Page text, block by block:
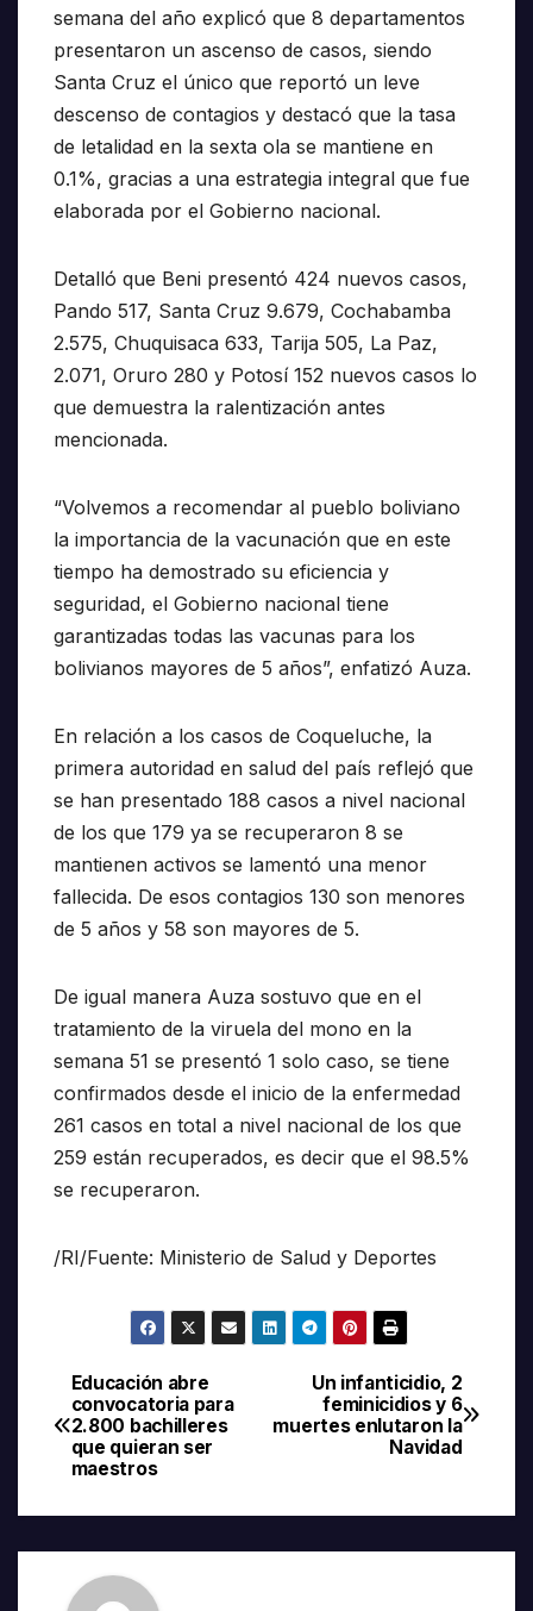
semana del año explicó que 8 departamentos
presentaron un ascenso de casos, siendo
Santa Cruz el único que reportó un leve
descenso de contagios y destacó que la tasa
de letalidad en la sexta ola se mantiene en
0.1%, gracias a una estrategia integral que fue
elaborada por el Gobierno nacional.
Detalló que Beni presentó 424 nuevos casos,
Pando 517, Santa Cruz 9.679, Cochabamba
2.575, Chuquisaca 633, Tarija 505, La Paz,
2.071, Oruro 280 y Potosí 152 nuevos casos lo
que demuestra la ralentización antes
mencionada.
“Volvemos a recomendar al pueblo boliviano
la importancia de la vacunación que en este
tiempo ha demostrado su eficiencia y
seguridad, el Gobierno nacional tiene
garantizadas todas las vacunas para los
bolivianos mayores de 5 años”, enfatizó Auza.
En relación a los casos de Coqueluche, la
primera autoridad en salud del país reflejó que
se han presentado 188 casos a nivel nacional
de los que 179 ya se recuperaron 8 se
mantienen activos se lamentó una menor
fallecida. De esos contagios 130 son menores
de 5 años y 58 son mayores de 5.
De igual manera Auza sostuvo que en el
tratamiento de la viruela del mono en la
semana 51 se presentó 1 solo caso, se tiene
confirmados desde el inicio de la enfermedad
261 casos en total a nivel nacional de los que
259 están recuperados, es decir que el 98.5%
se recuperaron.
/RI/Fuente: Ministerio de Salud y Deportes
Navegación
de
Un infanticidio, 2
feminicidios y 6
muertes enlutaron la
Navidad
Educación abre
convocatoria para
2.800 bachilleres
que quieran ser
maestros